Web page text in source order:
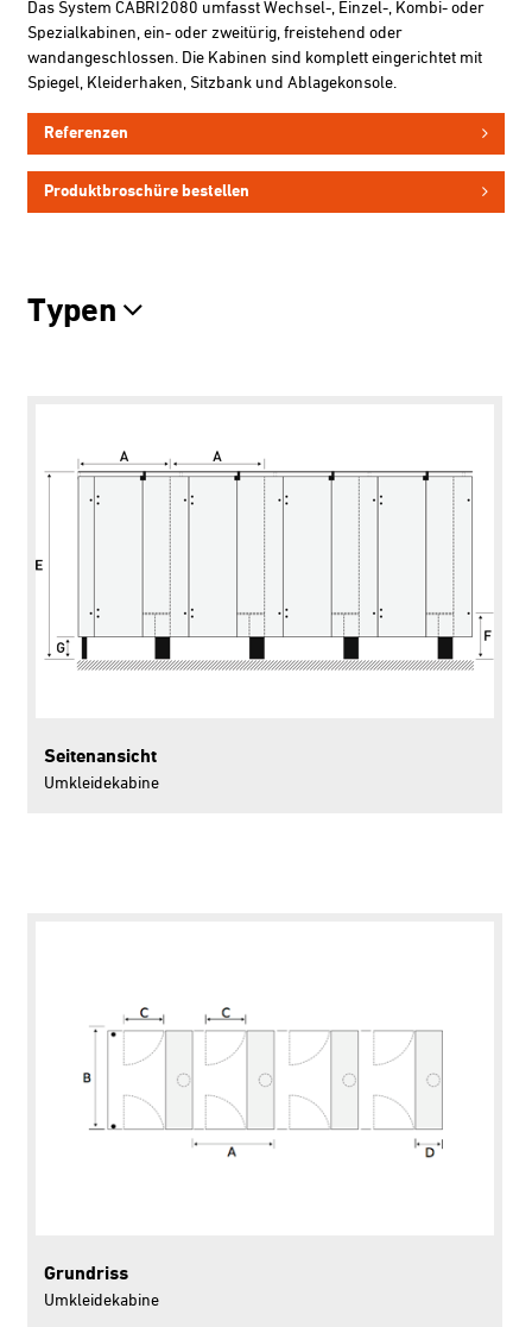
Das System CABRI2080 umfasst Wechsel-, Einzel-, Kombi- oder
Spezialkabinen, ein- oder zweitürig, freistehend oder
wandangeschlossen. Die Kabinen sind komplett eingerichtet mit
Spiegel, Kleiderhaken, Sitzbank und Ablagekonsole.
Referenzen
Produktbroschüre bestellen
Typen
Seitenansicht
Umkleidekabine
Grundriss
Umkleidekabine